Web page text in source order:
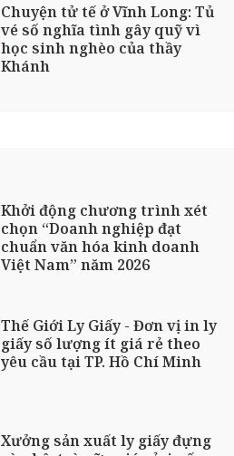
Chuyện tử tế ở Vĩnh Long: Tủ
vé số nghĩa tình gây quỹ vì
học sinh nghèo của thầy
Khánh
Khởi động chương trình xét
chọn “Doanh nghiệp đạt
chuẩn văn hóa kinh doanh
Việt Nam” năm 2026
Thế Giới Ly Giấy - Đơn vị in ly
giấy số lượng ít giá rẻ theo
yêu cầu tại TP. Hồ Chí Minh
Xưởng sản xuất ly giấy đựng